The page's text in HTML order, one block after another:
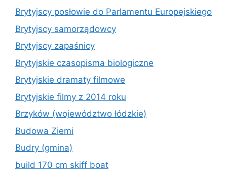
Brytyjscy posłowie do Parlamentu Europejskiego
Brytyjscy samorządowcy
Brytyjscy zapaśnicy
Brytyjskie czasopisma biologiczne
Brytyjskie dramaty filmowe
Brytyjskie filmy z 2014 roku
Brzyków (województwo łódzkie)
Budowa Ziemi
Budry (gmina)
build 170 cm skiff boat